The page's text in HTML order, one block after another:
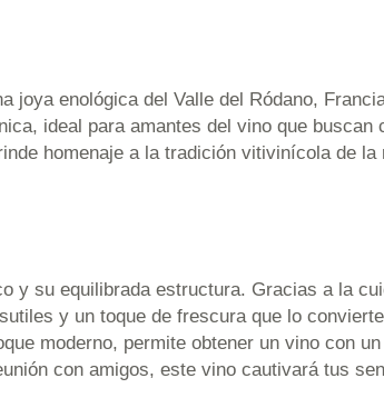
joya enológica del Valle del Ródano,
ideal para amantes del vino que buscan
homenaje a la tradición vitivinícola de
y su equilibrada estructura. Gracias a la
y un toque de frescura que lo
moderno, permite obtener un vino con
con amigos, este vino cautivará tus